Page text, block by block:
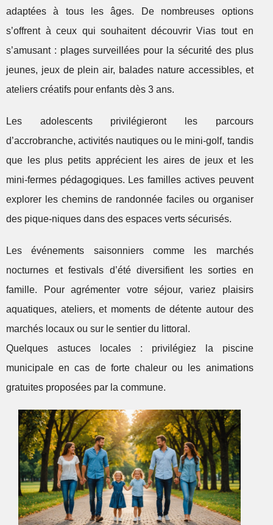
adaptées à tous les âges. De nombreuses options
s’offrent à ceux qui souhaitent découvrir Vias tout en
s’amusant : plages surveillées pour la sécurité des plus
jeunes, jeux de plein air, balades nature accessibles, et
ateliers créatifs pour enfants dès 3 ans.
Les adolescents privilégieront les parcours
d’accrobranche, activités nautiques ou le mini-golf, tandis
que les plus petits apprécient les aires de jeux et les
mini-fermes pédagogiques. Les familles actives peuvent
explorer les chemins de randonnée faciles ou organiser
des pique-niques dans des espaces verts sécurisés.
Les événements saisonniers comme les marchés
nocturnes et festivals d’été diversifient les sorties en
famille. Pour agrémenter votre séjour, variez plaisirs
aquatiques, ateliers, et moments de détente autour des
marchés locaux ou sur le sentier du littoral.
Quelques astuces locales : privilégiez la piscine
municipale en cas de forte chaleur ou les animations
gratuites proposées par la commune.